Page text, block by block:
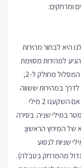
ומרחקים:
היא לבחור מהירות
למהירות מסוימת
צריך "לטעון" את הסירה וזה מבזבז זמן, וכך המסלול מחולק ל-2,
לדרך במהירות ששווה
למספר השניות שהשקענו בטעינה. לדוגמה אם השקענו 2 מילי
הסירה תיסע במהירות 2 מילימטר במילי שניה. בסירה
של המירוץ הראשון:
במשך 2 מילי שניות יהיו לנו עוד 5 מילי שניות לנסוע